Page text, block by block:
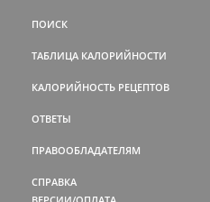
ПОИСК
ТАБЛИЦА КАЛОРИЙНОСТИ
КАЛОРИЙНОСТЬ РЕЦЕПТОВ
ОТВЕТЫ
ПРАВООБЛАДАТЕЛЯМ
СПРАВКА